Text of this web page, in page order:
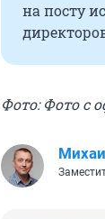
на посту
Фото: Фото с